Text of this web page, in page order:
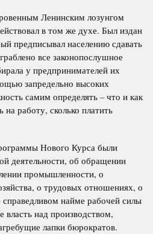
Ленинским лозунгом
в том же духе. Был издан
предписывал населению сдавать
все законопослушное
у предпринимателей их
запредельно высоких
самим определять – что и как
на работу, сколько платить
Нового Курса были
деятельности, об обращении
промышленности, о
о трудовых отношениях, о
найме рабочей силы
над производством,
лапки бюрократов.